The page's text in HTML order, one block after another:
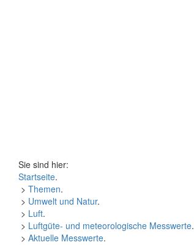
Sie sind hier:
Startseite.
> Themen.
> Umwelt und Natur.
> Luft.
> Luftgüte- und meteorologische Messwerte.
> Aktuelle Messwerte.